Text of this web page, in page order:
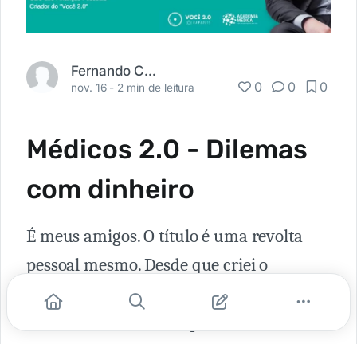
Fernando Carbonieri
nov. 16 - 2 min de leitura 0 0 0
Médicos 2.0 - Dilemas
com dinheiro
É meus amigos. O título é uma revolta
pessoal mesmo. Desde que criei o
Academia Médica, que sempre